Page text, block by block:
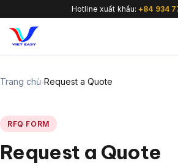
Hotline xuất khẩu:+84 934
Trang chủ›Request a Quote
RFQ FORM
Request a Quote